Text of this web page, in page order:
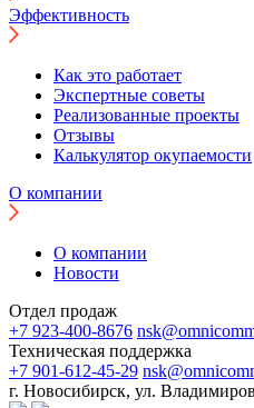
Эффективность
Как это работает
Экспертные советы
Реализованные проекты
Отзывы
Калькулятор окупаемости
О компании
О компании
Новости
Отдел продаж
+7 923-400-8676
Техническая поддержка
+7 901-612-45-29
г. Новосибирск, ул.